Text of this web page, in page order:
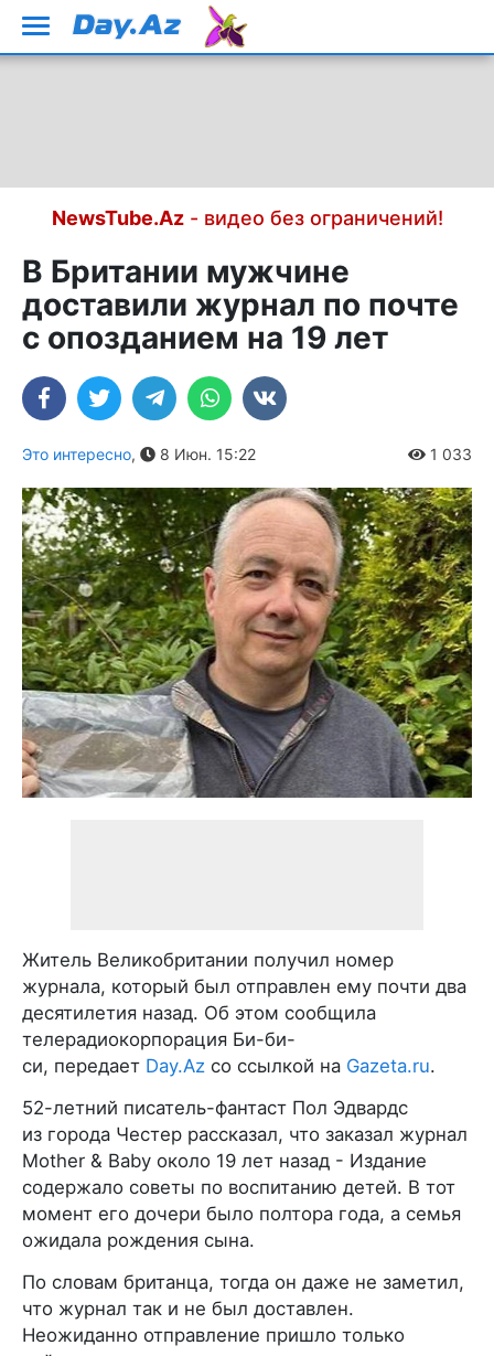
NewsTube.Az- видео без ограничений!
В Британии мужчине
доставили журнал по почте
с опозданием на 19 лет
Это интересно, 8 Июн. 15:22 1 033
Житель Великобритании получил номер
журнала, который был отправлен ему почти два
десятилетия назад. Об этом сообщила
телерадиокорпорация Би-би-
си, передает Day.Az со ссылкой на Gazeta.ru.
52-летний писатель-фантаст Пол Эдвардс
из города Честер рассказал, что заказал журнал
Mother & Baby около 19 лет назад - Издание
содержало советы по воспитанию детей. В тот
момент его дочери было полтора года, а семья
ожидала рождения сына.
По словам британца, тогда он даже не заметил,
что журнал так и не был доставлен.
Неожиданно отправление пришло только